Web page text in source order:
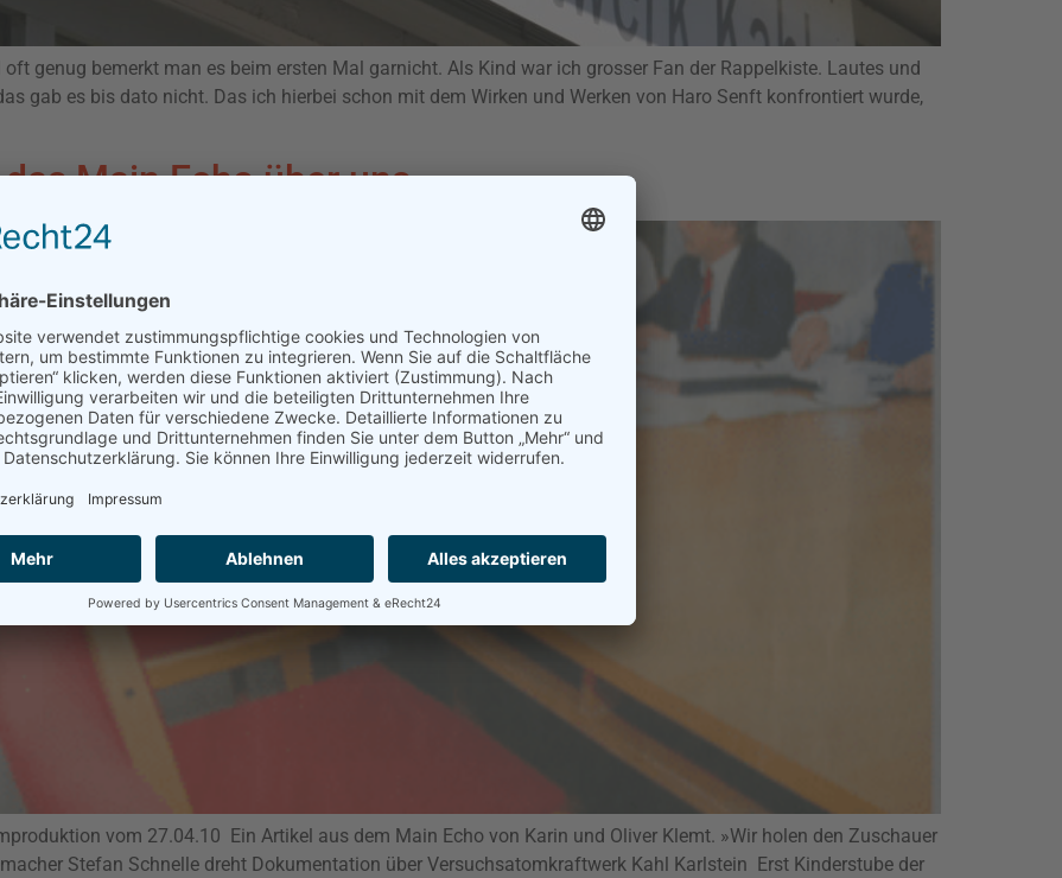
genug bemerkt man es beim ersten Mal garnicht. Als Kind war ich grosser Fan der Rappelkiste. Lautes und
gab es bis dato nicht. Das ich hierbei schon mit dem Wirken und Werken von Haro Senft konfrontiert wurde,
Main Echo über uns.
vom 27.04.10 Ein Artikel aus dem Main Echo von Karin und Oliver Klemt. »Wir holen den Zuschauer
Stefan Schnelle dreht Dokumentation über Versuchsatomkraftwerk Kahl Karlstein Erst Kinderstube der